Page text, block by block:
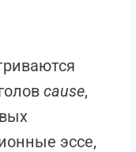
cause,
эссе,